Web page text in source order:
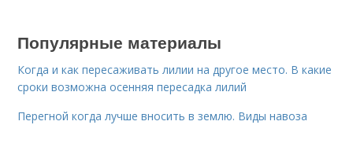
Популярные материалы
Когда и как пересаживать лилии на другое место. В какие
сроки возможна осенняя пересадка лилий
Перегной когда лучше вносить в землю. Виды навоза